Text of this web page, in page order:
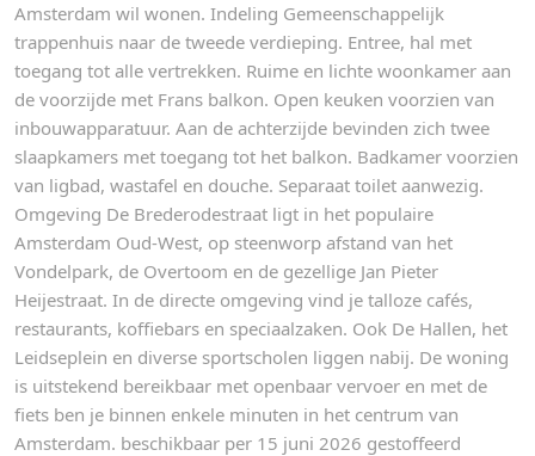
Amsterdam wil wonen. Indeling Gemeenschappelijk
trappenhuis naar de tweede verdieping. Entree, hal met
toegang tot alle vertrekken. Ruime en lichte woonkamer aan
de voorzijde met Frans balkon. Open keuken voorzien van
inbouwapparatuur. Aan de achterzijde bevinden zich twee
slaapkamers met toegang tot het balkon. Badkamer voorzien
van ligbad, wastafel en douche. Separaat toilet aanwezig.
Omgeving De Brederodestraat ligt in het populaire
Amsterdam Oud-West, op steenworp afstand van het
Vondelpark, de Overtoom en de gezellige Jan Pieter
Heijestraat. In de directe omgeving vind je talloze cafés,
restaurants, koffiebars en speciaalzaken. Ook De Hallen, het
Leidseplein en diverse sportscholen liggen nabij. De woning
is uitstekend bereikbaar met openbaar vervoer en met de
fiets ben je binnen enkele minuten in het centrum van
Amsterdam. beschikbaar per 15 juni 2026 gestoffeerd